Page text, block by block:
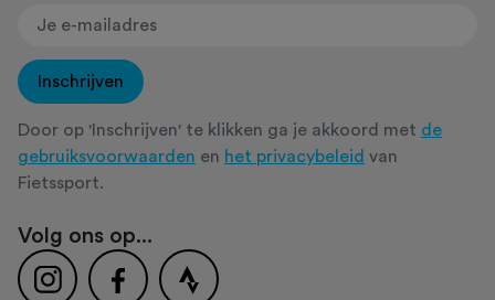
Inschrijven
Door op 'Inschrijven' te klikken ga je akkoord met de
gebruiksvoorwaarden en het privacybeleid van
Fietssport.
Volg ons op...